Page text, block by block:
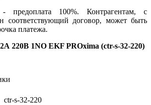
предоплата 100%. Контрагентам, с
соответствующий договор, может быть
платежа.
220В 1NO EKF PROxima (ctr-s-32-220)
ctr-s-32-220